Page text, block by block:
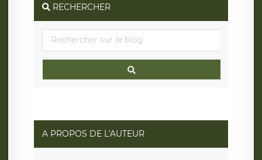
RECHERCHER
A PROPOS DE L'AUTEUR